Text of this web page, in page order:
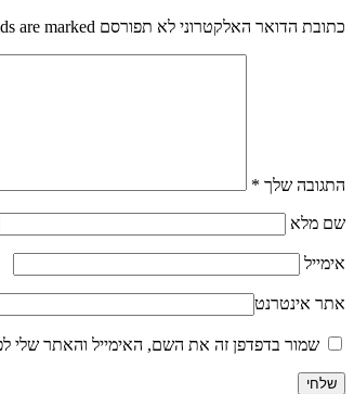
כתובת הדואר האלקטרוני לא תפורסם Required fields are marked
התגובה שלך *
שם מלא
אימייל
אתר אינטרנט
שמור בדפדפן זה את השם, האימייל והאתר שלי